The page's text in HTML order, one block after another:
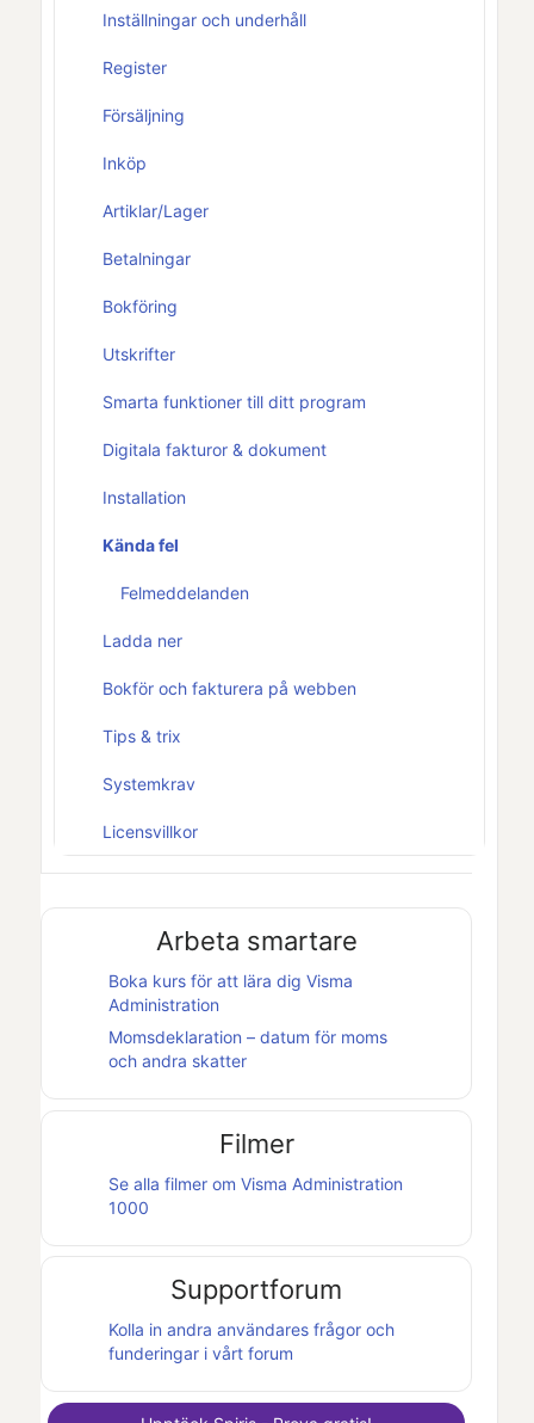
Inställningar och underhåll
Register
Försäljning
Inköp
Artiklar/Lager
Betalningar
Bokföring
Utskrifter
Smarta funktioner till ditt program
Digitala fakturor & dokument
Installation
Kända fel
Felmeddelanden
Ladda ner
Bokför och fakturera på webben
Tips & trix
Systemkrav
Licensvillkor
Arbeta smartare
Boka kurs för att lära dig Visma
Administration
Momsdeklaration – datum för moms
och andra skatter
Filmer
Se alla filmer om Visma Administration
1000
Supportforum
Kolla in andra användares frågor och
funderingar i vårt forum